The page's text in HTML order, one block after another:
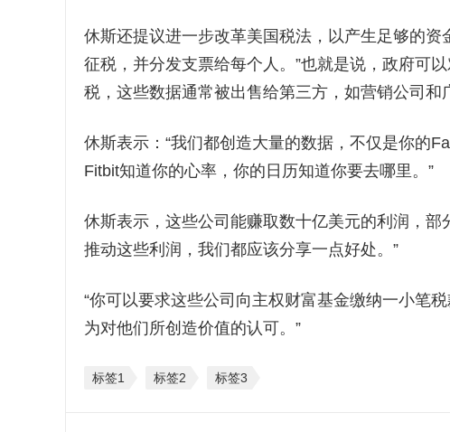
休斯还提议进一步改革美国税法，以产生足够的
征税，并分发支票给每个人。”也就是说，政府可
税，这些数据通常被出售给第三方，如营销公司和
休斯表示：“我们都创造大量的数据，不仅是你的
Fitbit知道你的心率，你的日历知道你要去哪里。”
休斯表示，这些公司能赚取数十亿美元的利润，
推动这些利润，我们都应该分享一点好处。”
“你可以要求这些公司向主权财富基金缴纳一小笔
为对他们所创造价值的认可。”
标签1 标签2 标签3